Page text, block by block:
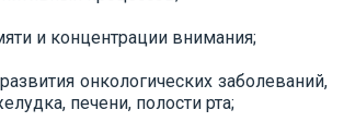
и концентрации внимания;
онкологических заболеваний,
печени, полости рта;